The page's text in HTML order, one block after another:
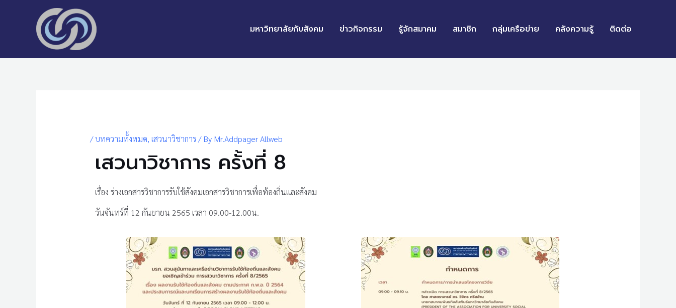
มหาวิทยาลัยกับสังคม ข่าวกิจกรรม รู้จักสมาคม สมาชิก กลุ่มเครือข่าย คลังความรู้ ติดต่อ
/บทความทั้งหมด, เสวนาวิชาการ/ By Mr.Addpager Allweb
เสวนาวิชาการ ครั้งที่ 8
เรื่อง ร่างเอกสารวิชาการรับใช้สังคมเอกสารวิชาการเพื่อท้องถิ่นและสังคม
วันจันทร์ที่ 12 กันยายน 2565 เวลา 09.00-12.00น.